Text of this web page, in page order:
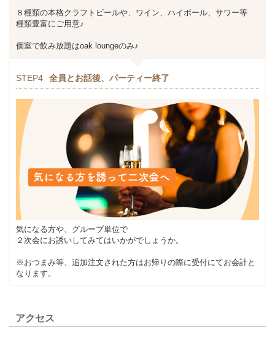
８種類の本格クラフトビールや、ワイン、ハイボール、サワー等
種類豊富にご用意♪
個室で飲み放題はoak loungeのみ♪
STEP4 全員とお話後、パーティー終了
気になる方や、グループ単位で
２次会にお誘いしてみてはいかがでしょうか。
※おつまみ等、追加注文された方はお帰りの際に受付にてお会計と
なります。
アクセス